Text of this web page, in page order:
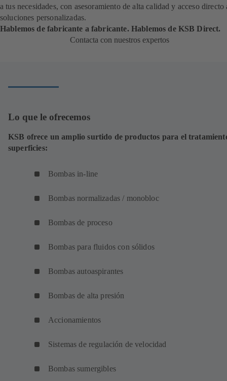
a tus necesidades, con asesoramiento de alta calidad y acceso directo
soluciones personalizadas.
Hablemos de fabricante a fabricante. Hablemos de KSB Direct.
Contacta con nuestros expertos
Lo que le ofrecemos
KSB ofrece un amplio surtido de productos para el
superficies:
Bombas in-line
Bombas normalizadas / monobloc
Bombas de proceso
Bombas para fluidos con sólidos
Bombas autoaspirantes
Bombas de alta presión
Accionamientos
Sistemas de regulación de velocidad
Bombas sumergibles